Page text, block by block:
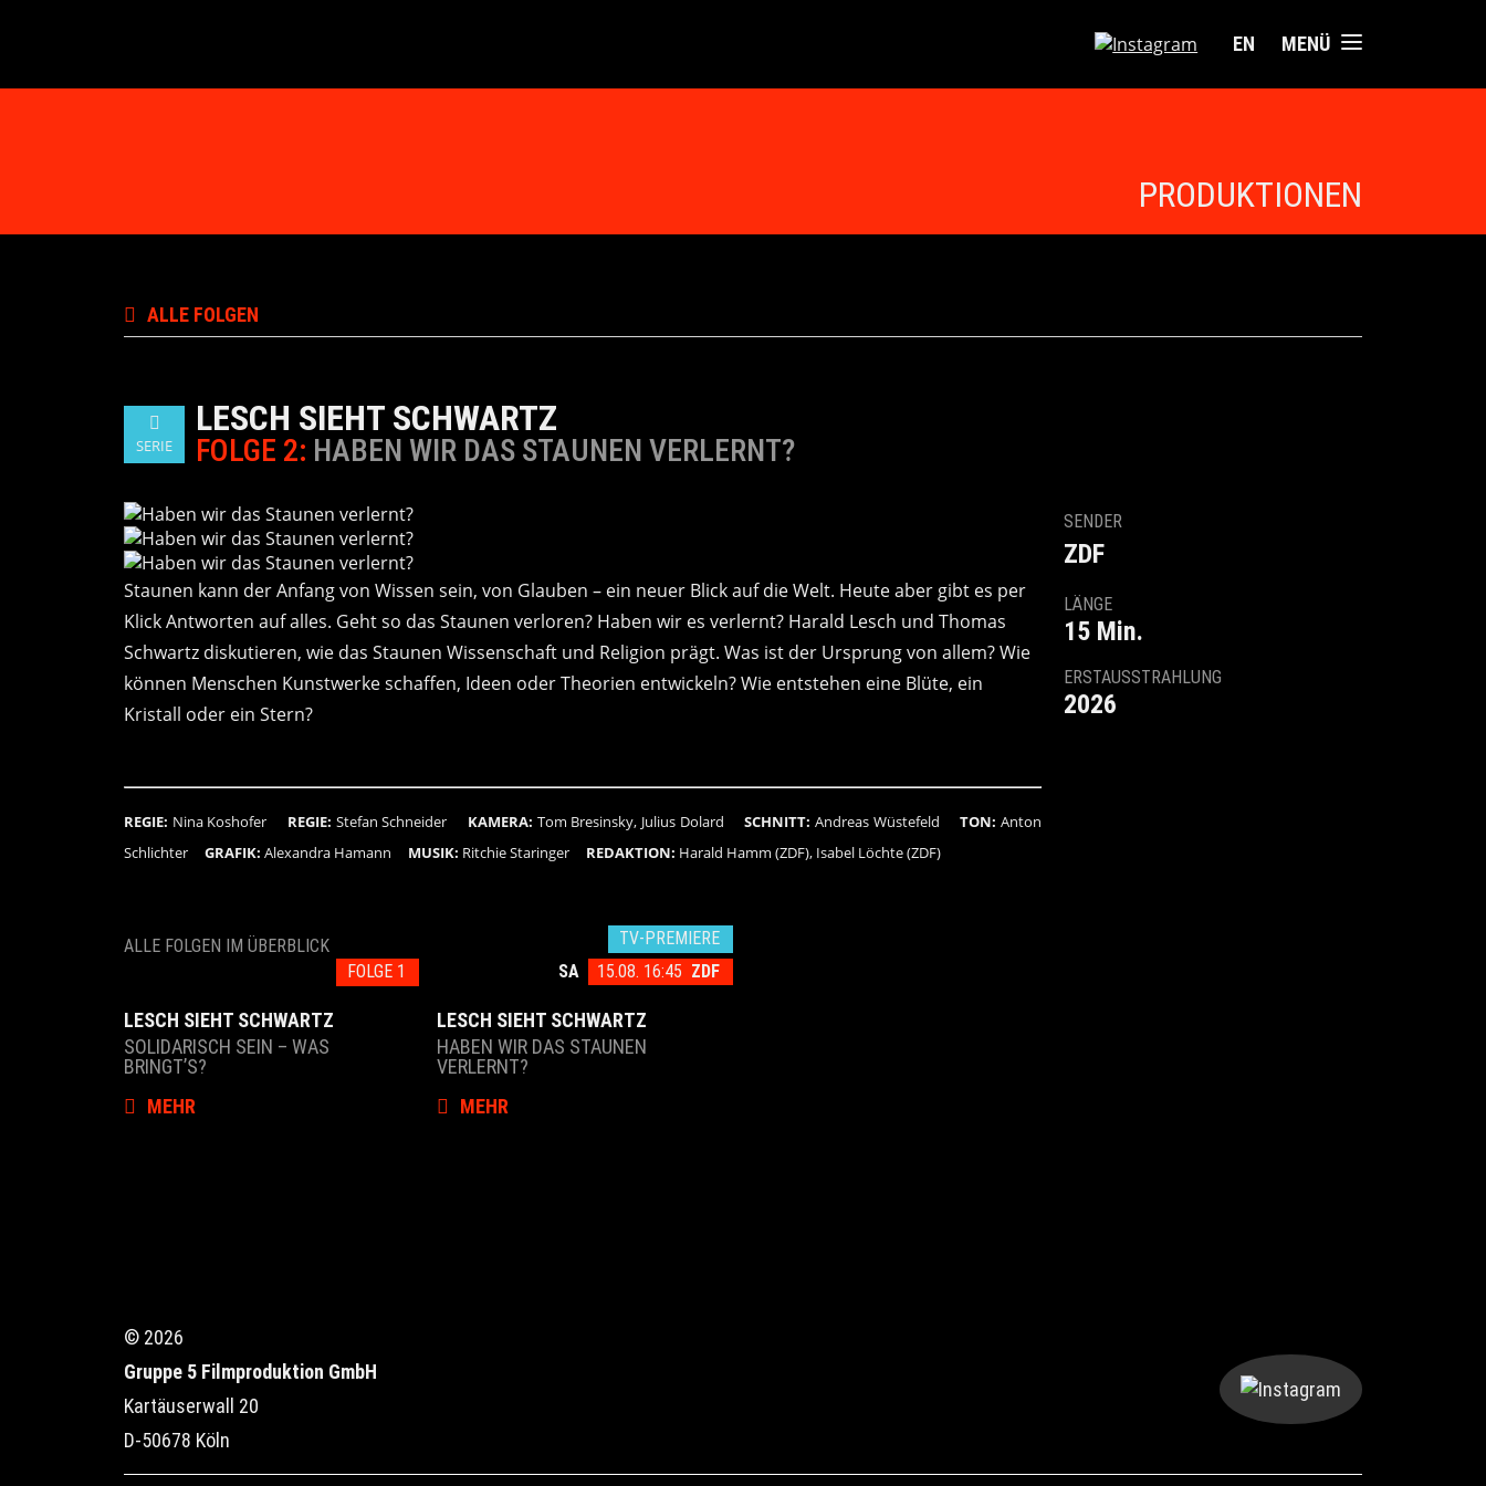
EN MENÜ
PRODUKTIONEN
ALLE FOLGEN
SERIE
LESCH SIEHT SCHWARTZ
FOLGE 2: HABEN WIR DAS STAUNEN VERLERNT?
Staunen kann der Anfang von Wissen sein, von Glauben – ein neuer Blick auf die Welt. Heute aber gibt es per
Klick Antworten auf alles. Geht so das Staunen verloren? Haben wir es verlernt? Harald Lesch und Thomas
Schwartz diskutieren, wie das Staunen Wissenschaft und Religion prägt. Was ist der Ursprung von allem? Wie
können Menschen Kunstwerke schaffen, Ideen oder Theorien entwickeln? Wie entstehen eine Blüte, ein
Kristall oder ein Stern?
REGIE: Nina Koshofer REGIE: Stefan Schneider KAMERA: Tom Bresinsky, Julius DolardSCHNITT: Andreas WüstefeldTON: Anton
Schlichter GRAFIK: Alexandra Hamann MUSIK: Ritchie Staringer REDAKTION: Harald Hamm (ZDF), Isabel Löchte (ZDF)
ALLE FOLGEN IM ÜBERBLICK
FOLGE 1
LESCH SIEHT SCHWARTZ
SOLIDARISCH SEIN – WAS
BRINGT’S?
MEHR
TV-PREMIERE
SA
15.08. 16:45 ZDF
LESCH SIEHT SCHWARTZ
HABEN WIR DAS STAUNEN
VERLERNT?
MEHR
SENDER
ZDF
LÄNGE
15 Min.
ERSTAUSSTRAHLUNG
2026
© 2026
Gruppe 5 Filmproduktion GmbH
Kartäuserwall 20
D-50678 Köln